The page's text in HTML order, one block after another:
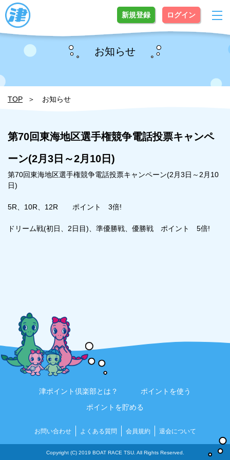
新規登録 ログイン
お知らせ
TOP お知らせ
第70回東海地区選手権競争電話投票キャンペ
ーン(2月3日～2月10日)
第70回東海地区選手権競争電話投票キャンペーン(2月3日～2月10
日)
5R、10R、12R ポイント 3倍!
ドリーム戦(初日、2日目)、準優勝戦、優勝戦 ポイント 5倍!
津ポイント倶楽部とは？
ポイントを使う
ポイントを貯める
お問い合わせ よくある質問 会員規約 退会について
Copyright (C) 2019 BOAT RACE TSU. All Rights Reserved.